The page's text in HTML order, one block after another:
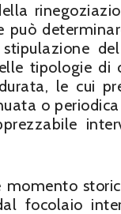
tipologie
le cui
o
focolaio